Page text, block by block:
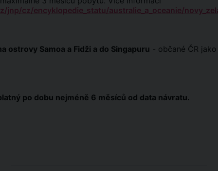
jnp/cz/encyklopedie_statu/australie_a_oceanie/
ostrovy Samoa a Fidži a do Singapuru - občané ČR
po dobu nejméně 6 měsíců od data návratu.